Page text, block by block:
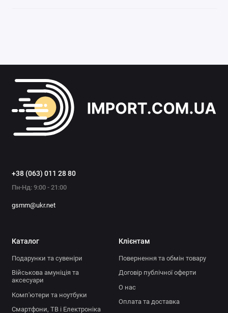
+38 (063) 011 28 80
Пн-Нд: 9:00 - 21:00
gsmm@ukr.net
Каталог
Подарунки та сувеніри
Військова амуніція та
аксесуари
Комп'ютери та ноутбуки
Смартфони, ТВ і Електроніка
Клієнтам
Повернення та обмін товару
Договір публічної оферти
О нас
Оплата та доставка